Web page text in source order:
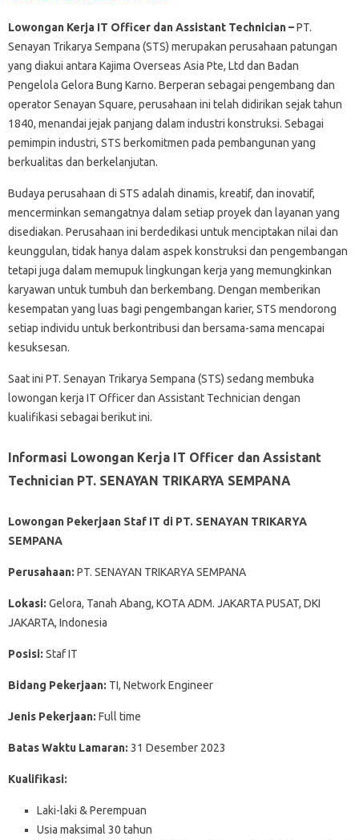
c
e
b
o
i
t
t
e
a
t
s
A
p
n
k
e
d
n
n
b
o
a
d
a
r
e
Lowongan Kerja IT Officer dan Assistant Technician –PT.
Senayan Trikarya Sempana (STS) merupakan perusahaan patungan
yang diakui antara Kajima Overseas Asia Pte, Ltd dan Badan
Pengelola Gelora Bung Karno. Berperan sebagai pengembang dan
operator Senayan Square, perusahaan ini telah didirikan sejak tahun
1840, menandai jejak panjang dalam industri konstruksi. Sebagai
pemimpin industri, STS berkomitmen pada pembangunan yang
berkualitas dan berkelanjutan.
Budaya perusahaan di STS adalah dinamis, kreatif, dan inovatif,
mencerminkan semangatnya dalam setiap proyek dan layanan yang
disediakan. Perusahaan ini berdedikasi untuk menciptakan nilai dan
keunggulan, tidak hanya dalam aspek konstruksi dan pengembangan
tetapi juga dalam memupuk lingkungan kerja yang memungkinkan
karyawan untuk tumbuh dan berkembang. Dengan memberikan
kesempatan yang luas bagi pengembangan karier, STS mendorong
setiap individu untuk berkontribusi dan bersama-sama mencapai
kesuksesan.
Saat ini PT. Senayan Trikarya Sempana (STS) sedang membuka
lowongan kerja IT Officer dan Assistant Technician dengan
kualifikasi sebagai berikut ini.
Informasi Lowongan Kerja IT Officer dan Assistant
Technician PT. SENAYAN TRIKARYA SEMPANA
Lowongan Pekerjaan Staf IT di PT. SENAYAN TRIKARYA
SEMPANA
Perusahaan: PT. SENAYAN TRIKARYA SEMPANA
Lokasi: Gelora, Tanah Abang, KOTA ADM. JAKARTA PUSAT, DKI
JAKARTA, Indonesia
Posisi: Staf IT
Bidang Pekerjaan: TI, Network Engineer
Jenis Pekerjaan: Full time
Batas Waktu Lamaran: 31 Desember 2023
Kualifikasi:
Laki-laki & Perempuan
Usia maksimal 30 tahun